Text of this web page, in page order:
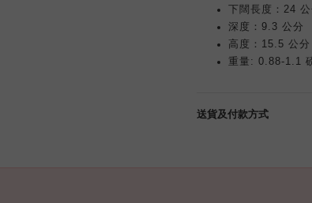
下闊長度：24
深度：9.3 公分
高度：15.5 公分
重量: 0.88-1.1
送貨及付款方式